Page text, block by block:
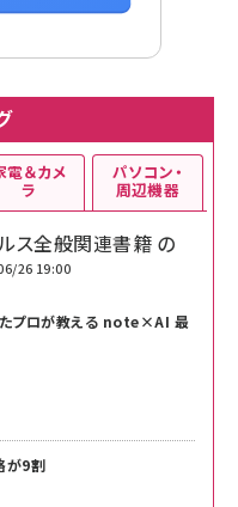
ス全般関連書籍 の
26 19:00
プロが教える note×AI 最
が9割
電＆カメ
ラ
パソコン・
周辺機器